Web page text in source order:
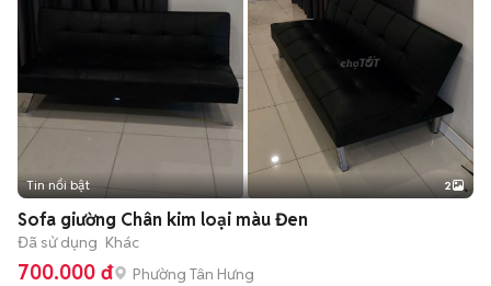
Tin nổi bật 2
Sofa giường Chân kim loại màu Đen
Đã sử dụng Khác
700.000 đ Phường Tân Hưng